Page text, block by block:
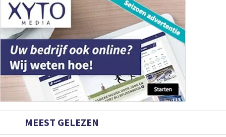
MEEST GELEZEN